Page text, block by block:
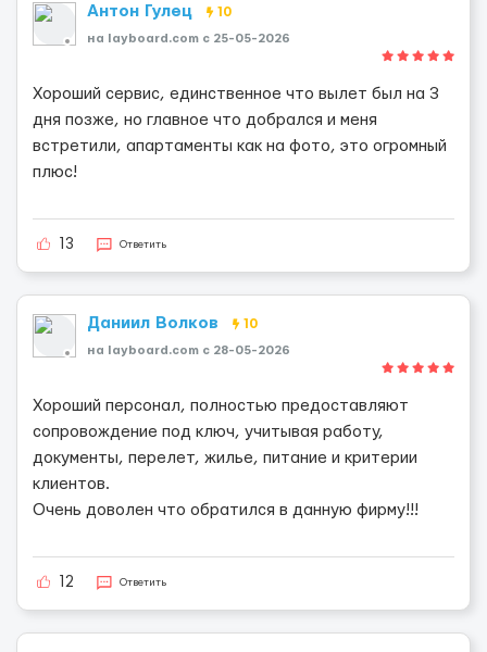
Антон Гулец 10
на layboard.com c 25-05-2026
Хороший сервис, единственное что вылет был на 3
дня позже, но главное что добрался и меня
встретили, апартаменты как на фото, это огромный
плюс!
13 Ответить
Даниил Волков 10
на layboard.com c 28-05-2026
Хороший персонал, полностью предоставляют
сопровождение под ключ, учитывая работу,
документы, перелет, жилье, питание и критерии
клиентов.
Очень доволен что обратился в данную фирму!!!
12 Ответить